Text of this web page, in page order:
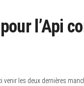
l’Api
venir les deux dernières